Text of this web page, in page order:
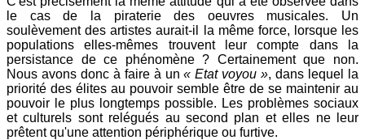
le cas de la piraterie des oeuvres musicales. Un
soulèvement des artistes aurait-il la même force, lorsque les
populations elles-mêmes trouvent leur compte dans la
persistance de ce phénomène ? Certainement que non.
Nous avons donc à faire à un« Etat voyou », dans lequel la
priorité des élites au pouvoir semble être de se maintenir au
pouvoir le plus longtemps possible. Les problèmes sociaux
et culturels sont relégués au second plan et elles ne leur
prêtent qu'une attention périphérique ou furtive.